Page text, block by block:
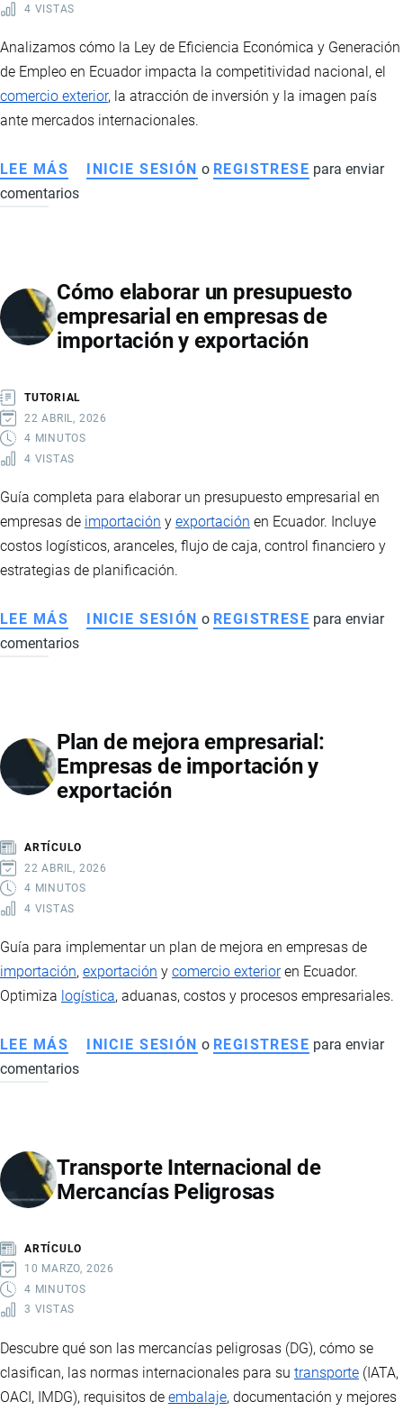
4 VISTAS
Analizamos cómo la Ley de Eficiencia Económica y Generación
de Empleo en Ecuador impacta la competitividad nacional, el
comercio exterior, la atracción de inversión y la imagen país
ante mercados internacionales.
LEE MÁS SOBRE
COMPETITIVIDAD,
LA
IMAGEN
PAÍS
LEY
DE
EFICIENCIA
GENERACIÓN
EMPLEO
INICIE SESIÓN o REGISTRESE para enviar
comentarios
Cómo elaborar un presupuesto
empresarial en empresas de
importación y exportación
TUTORIAL
22 ABRIL, 2026
4 MINUTOS
4 VISTAS
Guía completa para elaborar un presupuesto empresarial en
empresas de importación y exportación en Ecuador. Incluye
costos logísticos, aranceles, flujo de caja, control financiero y
estrategias de planificación.
LEE MÁS SOBRE
CÓMO
EMPRESARIAL
EN
EMPRESAS
EXPORTACIÓN
INICIE SESIÓN o REGISTRESE para enviar
comentarios
Plan de mejora empresarial:
Empresas de importación y
exportación
ARTÍCULO
22 ABRIL, 2026
4 MINUTOS
4 VISTAS
Guía para implementar un plan de mejora en empresas de
importación, exportación y comercio exterioren Ecuador.
Optimiza logística, aduanas, costos y procesos empresariales.
LEE MÁS SOBRE
PLAN
EMPRESAS
DE
EXPORTACIÓN
INICIE SESIÓN o REGISTRESE para enviar
comentarios
Transporte Internacional de
Mercancías Peligrosas
ARTÍCULO
10 MARZO, 2026
4 MINUTOS
3 VISTAS
Descubre qué son las mercancías peligrosas (DG), cómo se
clasifican, las normas internacionales para su transporte (IATA,
OACI, IMDG), requisitos de embalaje, documentación y mejores